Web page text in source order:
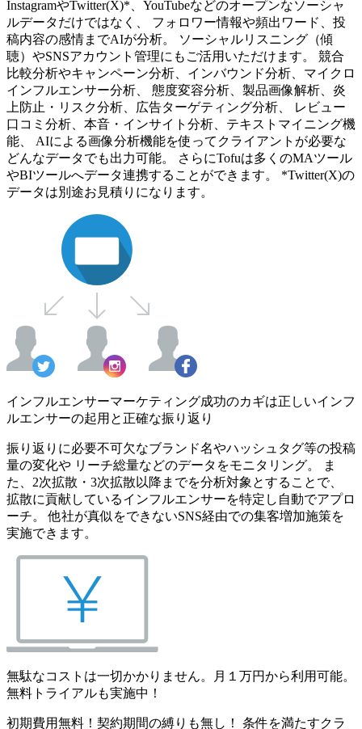
InstagramやTwitter(X)*、YouTubeなどのオープンなソーシャ
ルデータだけではなく、 フォロワー情報や頻出ワード、投
稿内容の感情までAIが分析。 ソーシャルリスニング（傾
聴）やSNSアカウント管理にもご活用いただけます。 競合
比較分析やキャンペーン分析、インバウンド分析、マイクロ
インフルエンサー分析、 態度変容分析、製品画像解析、炎
上防止・リスク分析、広告ターゲティング分析、 レビュー
口コミ分析、本音・インサイト分析、テキストマイニング機
能、 AIによる画像分析機能を使ってクライアントが必要な
どんなデータでも出力可能。 さらにTofuは多くのMAツール
やBIツールへデータ連携することができます。 *Twitter(X)の
データは別途お見積りになります。
インフルエンサーマーケティング成功のカギは正しいインフ
ルエンサーの起用と正確な振り返り
振り返りに必要不可欠なブランド名やハッシュタグ等の投稿
量の変化や リーチ総量などのデータをモニタリング。 ま
た、2次拡散・3次拡散以降までを分析対象とすることで、
拡散に貢献しているインフルエンサーを特定し自動でアプロ
ーチ。 他社が真似をできないSNS経由での集客増加施策を
実施できます。
無駄なコストは一切かかりません。月１万円から利用可能。
無料トライアルも実施中！
初期費用無料！契約期間の縛りも無し！ 条件を満たすクラ